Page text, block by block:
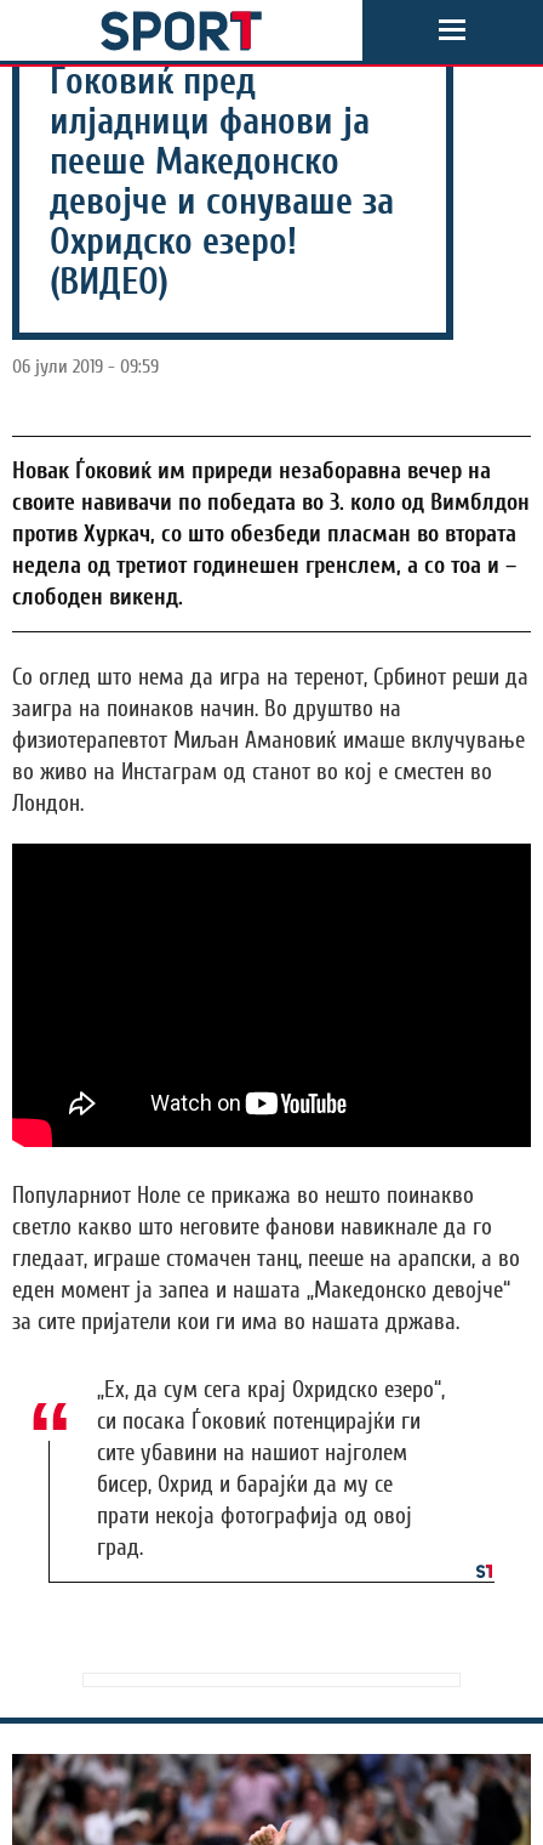
Ѓоковиќ пред
илјадници фанови ја
пееше Македонско
девојче и сонуваше за
Охридско езеро!
(ВИДЕО)
06 јули 2019 - 09:59
Новак Ѓоковиќ им приреди незаборавна вечер на
своите навивачи по победата во 3. коло од Вимблдон
против Хуркач, со што обезбеди пласман во втората
недела од третиот годинешен гренслем, а со тоа и –
слободен викенд.
Со оглед што нема да игра на теренот, Србинот реши да
заигра на поинаков начин. Во друштво на
физиотерапевтот Миљан Амановиќ имаше вклучување
во живо на Инстаграм од станот во кој е сместен во
Лондон.
Популарниот Ноле се прикажа во нешто поинакво
светло какво што неговите фанови навикнале да го
гледаат, играше стомачен танц, пееше на арапски, а во
еден момент ја запеа и нашата „Македонско девојче“
за сите пријатели кои ги има во нашата држава.
„Ех, да сум сега крај Охридско езеро“,
си посака Ѓоковиќ потенцирајќи ги
сите убавини на нашиот најголем
бисер, Охрид и барајќи да му се
прати некоја фотографија од овој
град.